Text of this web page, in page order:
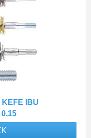
KEFE IBU
0,15